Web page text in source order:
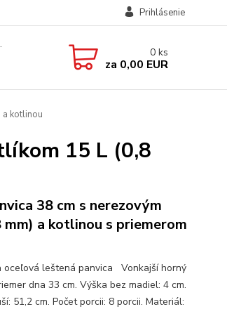
Prihlásenie
0 ks
za 0,00 EUR
kotlinou
15 L (0,8
38 cm s nerezovým
a kotlinou s priemerom
leštená panvica Vonkajší horný
dna 33 cm. Výška bez madiel: 4 cm.
51,2 cm. Počet porcii: 8 porcii. Materiál: